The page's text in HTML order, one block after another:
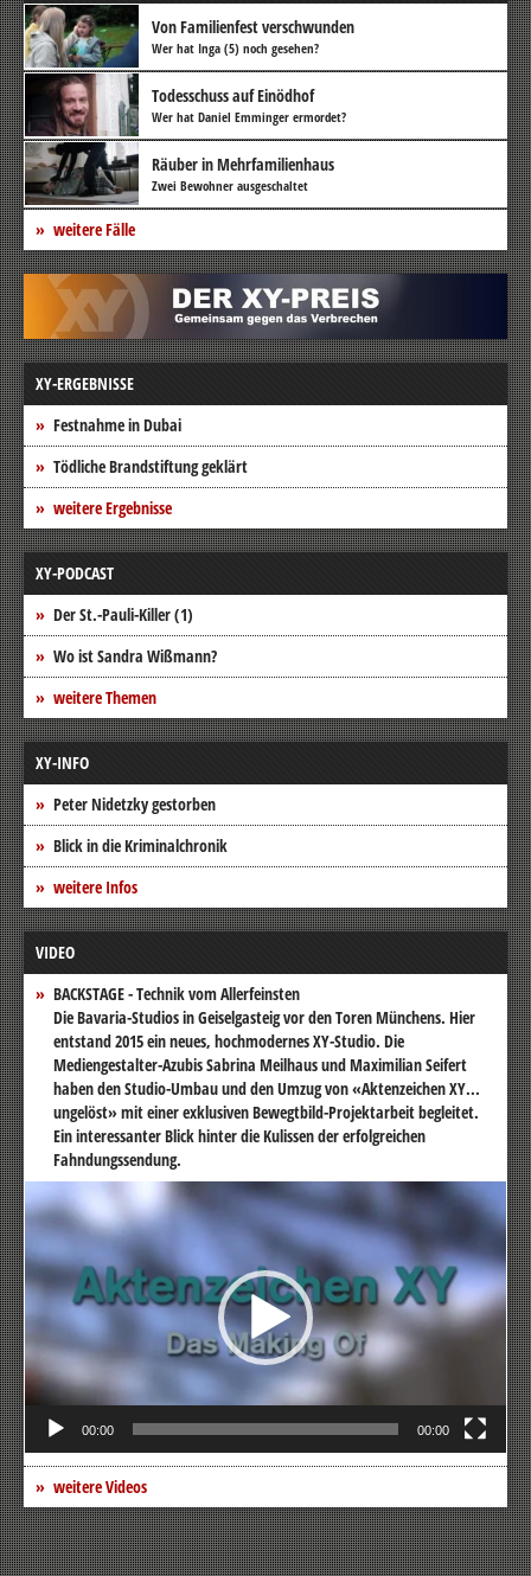
Von Familienfest verschwunden
Wer hat Inga (5) noch gesehen?
Todesschuss auf Einödhof
Wer hat Daniel Emminger ermordet?
Räuber in Mehrfamilienhaus
Zwei Bewohner ausgeschaltet
weitere Fälle
XY-ERGEBNISSE
Festnahme in Dubai
Tödliche Brandstiftung geklärt
weitere Ergebnisse
XY-PODCAST
Der St.-Pauli-Killer (1)
Wo ist Sandra Wißmann?
weitere Themen
XY-INFO
Peter Nidetzky gestorben
Blick in die Kriminalchronik
weitere Infos
VIDEO
BACKSTAGE - Technik vom Allerfeinsten
Die Bavaria-Studios in Geiselgasteig vor den Toren Münchens. Hier
entstand 2015 ein neues, hochmodernes XY-Studio. Die
Mediengestalter-Azubis Sabrina Meilhaus und Maximilian Seifert
haben den Studio-Umbau und den Umzug von «Aktenzeichen XY...
ungelöst» mit einer exklusiven Bewegtbild-Projektarbeit begleitet.
Ein interessanter Blick hinter die Kulissen der erfolgreichen
Fahndungssendung.
Video-
Player
00:00 00:00
weitere Videos